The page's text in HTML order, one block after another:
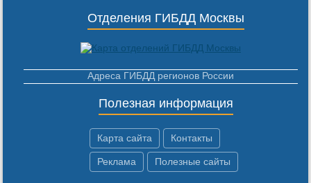
Отделения ГИБДД Москвы
Адреса ГИБДД регионов России
Полезная информация
Карта сайта Контакты
Реклама Полезные сайты